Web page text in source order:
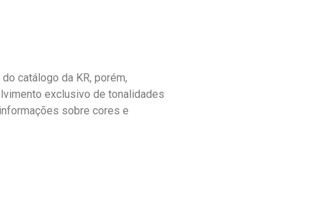
catálogo da KR, porém,
exclusivo de tonalidades
sobre cores e